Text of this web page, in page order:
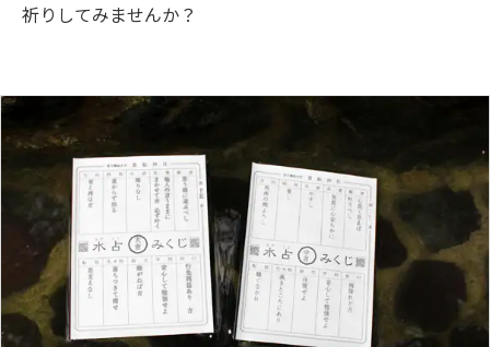
祈りしてみませんか？